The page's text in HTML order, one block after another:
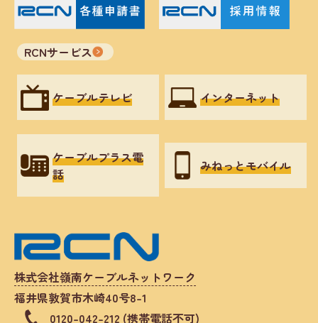
株式会社嶺南ケーブルネットワーク
福井県敦賀市木崎40号8-1
0120-042-212 (携帯電話不可)
RCNサービス
ケーブルテレビ インターネット
ケーブルプラス電
話
みねっとモバイル